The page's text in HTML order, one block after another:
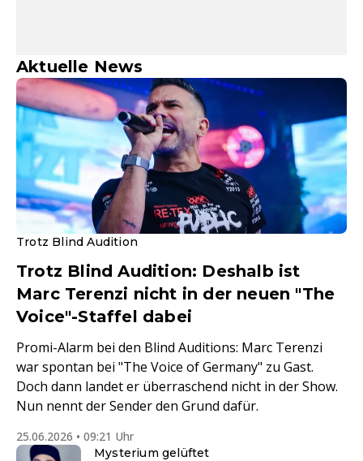
Aktuelle News
Trotz Blind Audition
Trotz Blind Audition: Deshalb ist
Marc Terenzi nicht in der neuen "The
Voice"-Staffel dabei
Promi-Alarm bei den Blind Auditions: Marc Terenzi
war spontan bei "The Voice of Germany" zu Gast.
Doch dann landet er überraschend nicht in der Show.
Nun nennt der Sender den Grund dafür.
25.06.2026 • 09:21 Uhr
Mysterium gelüftet